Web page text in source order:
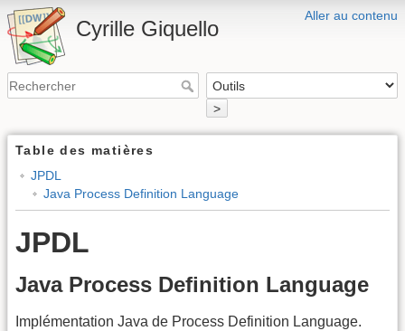
Aller au contenu
Cyrille Giquello
>
Table des matières
JPDL
Java Process Definition Language
JPDL
Java Process Definition Language
Implémentation Java de Process Definition Language.